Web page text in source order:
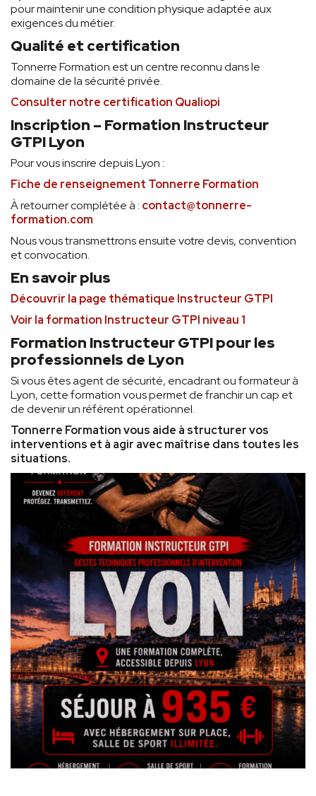
pour maintenir une condition physique adaptée aux
exigences du métier.
Qualité et certification
Tonnerre Formation est un centre reconnu dans le
domaine de la sécurité privée.
Consulter notre certification Qualiopi
Inscription – Formation Instructeur
GTPI Lyon
Pour vous inscrire depuis Lyon :
Fiche de renseignement Tonnerre Formation
À retourner complétée à : contact@tonnerre-
formation.com
Nous vous transmettrons ensuite votre devis, convention
et convocation.
En savoir plus
Découvrir la page thématique Instructeur GTPI
Voir la formation Instructeur GTPI niveau 1
Formation Instructeur GTPI pour les
professionnels de Lyon
Si vous êtes agent de sécurité, encadrant ou formateur à
Lyon, cette formation vous permet de franchir un cap et
de devenir un référent opérationnel.
Tonnerre Formation vous aide à structurer vos
interventions et à agir avec maîtrise dans toutes les
situations.